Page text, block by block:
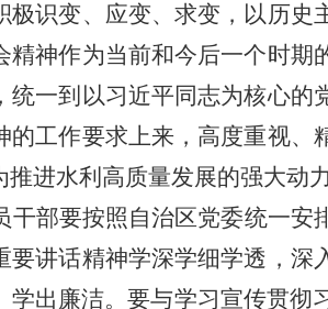
识变、应变、求变，以历
神作为当前和今后一个时
一到以习近平同志为核心
工作要求上来，高度重视
进水利高质量发展的强大动
干部要按照自治区党委统一
要讲话精神学深学细学透，深
出廉洁。要与学习宣传贯彻